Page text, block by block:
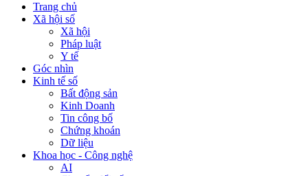
Trang chủ
Xã hội số
Xã hội
Pháp luật
Y tế
Góc nhìn
Kinh tế số
Bất động sản
Kinh Doanh
Tin công bố
Chứng khoán
Dữ liệu
Khoa học - Công nghệ
AI